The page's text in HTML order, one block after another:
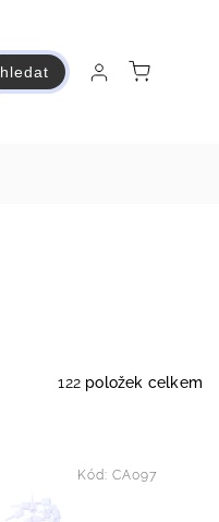
hledat
122 položek celkem
Kód: CA097